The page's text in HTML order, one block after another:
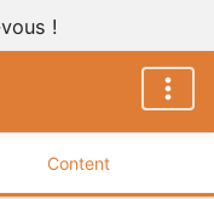
!
Content